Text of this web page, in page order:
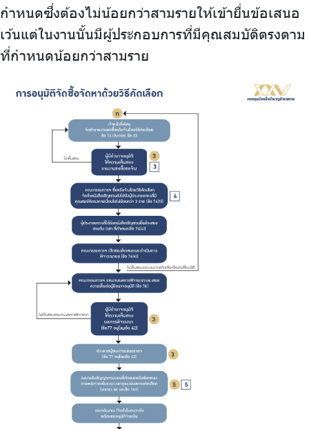
กำหนดซึ่งต้องไม่น้อยกว่าสามรายให้เข้ายื่นข้อเสนอ
เว้นแต่ในงานนั้นมีผู้ประกอบการที่มีคุณสมบัติตรงตาม
ที่กำหนดน้อยกว่าสามราย